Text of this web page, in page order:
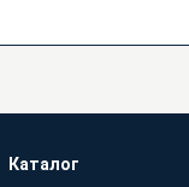
Каталог